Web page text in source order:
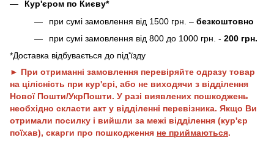
Кур'єром по Києву*
при сумі замовлення від 1500 грн. – безкоштовно
при сумі замовлення від 800 до 1000 грн. - 200 грн.
*Доставка відбувається до під'їзду
► При отриманні замовлення перевіряйте одразу товар
на цілісність при кур'єрі, або не виходячи з відділення
Нової Пошти/УкрПошти. У разі виявлених пошкоджень
необхідно скласти акт у відділенні перевізника. Якщо Ви
отримали посилку і вийшли за межі відділення (кур'єр
поїхав), скарги про пошкодження не приймаються.